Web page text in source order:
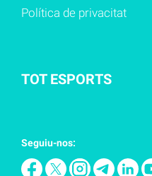
Política de privacitat
TOT ESPORTS
Seguiu-nos: